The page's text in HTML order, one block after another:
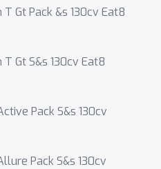
Gt Pack &s 130cv Eat8
Gt S&s 130cv Eat8
Pack S&s 130cv
Pack S&s 130cv